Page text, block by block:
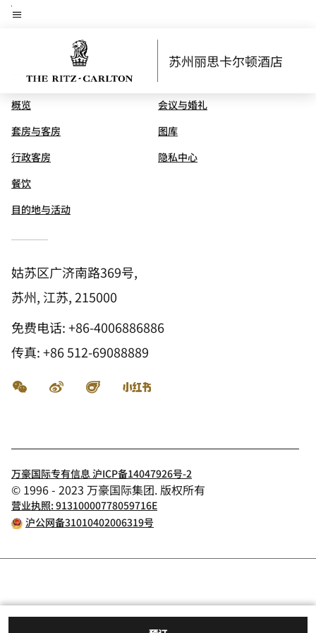
Skip
苏州丽思卡尔顿酒店
概览
套房与客房
行政客房
餐饮
目的地与活动
会议与婚礼
图库
隐私中心
姑苏区广济南路369号,
苏州, 江苏, 215000
免费电话:+86-4006886886
传真:+86 512-69088889
微信 微博 飞猪
万豪国际专有信息 沪ICP备14047926号-2
© 1996 - 2023 万豪国际集团. 版权所有
营业执照: 91310000778059716E
沪公网备31010402006319号